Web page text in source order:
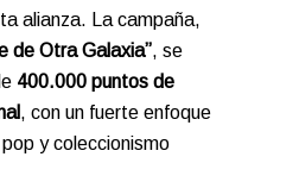
alianza. La campaña,
de Otra Galaxia”, se
400.000 puntos de
, con un fuerte enfoque
y coleccionismo